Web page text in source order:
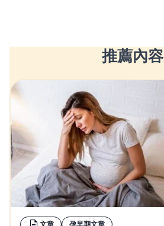
推薦內容
文章 孕早期文章